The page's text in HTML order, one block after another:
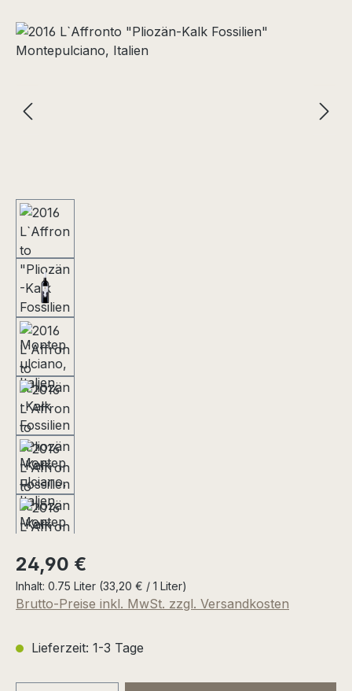
Bildergalerie überspringen
Regulärer Preis:
24,90 €
Inhalt: 0.75 Liter (33,20 € / 1 Liter)
Brutto-Preise inkl. MwSt. zzgl. Versandkosten
Lieferzeit: 1-3 Tage